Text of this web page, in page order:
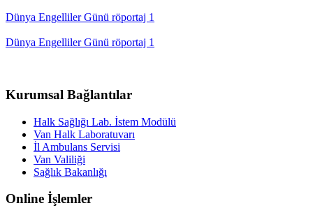
Dünya Engelliler Günü röportaj 1
Dünya Engelliler Günü röportaj 1
Kurumsal Bağlantılar
Halk Sağlığı Lab. İstem Modülü
Van Halk Laboratuvarı
İl Ambulans Servisi
Van Valiliği
Sağlık Bakanlığı
Online İşlemler